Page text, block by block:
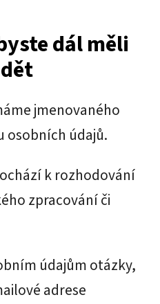
dál měli
jmenovaného
osobních údajů.
k rozhodování
zpracování či
údajům otázky,
adrese